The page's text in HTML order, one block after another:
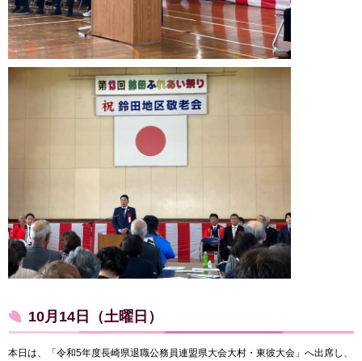
10月14日（土曜日）
本日は、「令和5年度長崎県退職公務員連盟県大会大村・東彼大会」へ出席し、